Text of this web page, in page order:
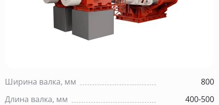
Ширина валка, мм
800
Длина валка, мм
400-500